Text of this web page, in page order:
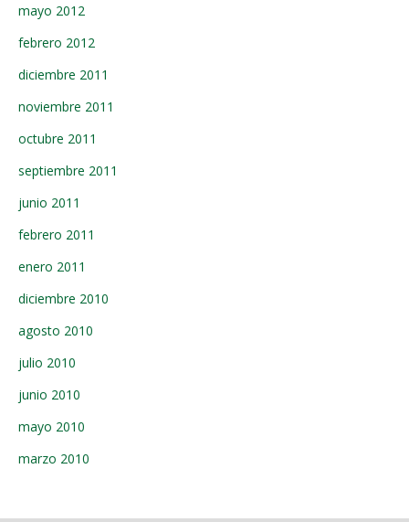
mayo 2012
febrero 2012
diciembre 2011
noviembre 2011
octubre 2011
septiembre 2011
junio 2011
febrero 2011
enero 2011
diciembre 2010
agosto 2010
julio 2010
junio 2010
mayo 2010
marzo 2010